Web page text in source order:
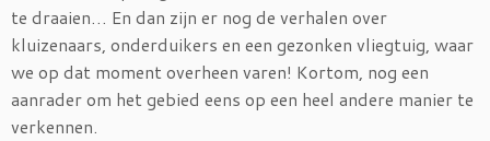
te draaien… En dan zijn er nog de verhalen over
kluizenaars, onderduikers en een gezonken vliegtuig, waar
we op dat moment overheen varen! Kortom, nog een
aanrader om het gebied eens op een heel andere manier te
verkennen.